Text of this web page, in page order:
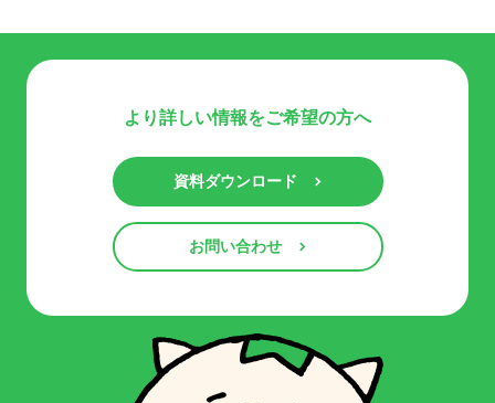
より詳しい情報をご希望の方へ
資料ダウンロード
お問い合わせ